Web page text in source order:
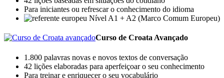
Para iniciantes ou refrescar o conhecimento do idioma
Nível A1 + A2 (Marco Comum Europeu)
Curso de Croata Avançado
1.800 palavras novas e novos textos de conversação
42 lições elaboradas para aperfeiçoar o seu conhecimento
Para treinar e enriquecer o seu vocabulário